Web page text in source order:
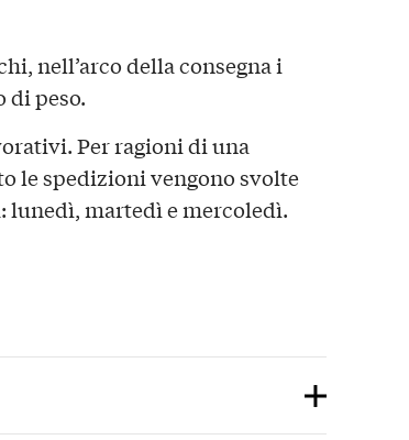
nell’arco della consegna i
di peso.
Per ragioni di una
le spedizioni vengono svolte
lunedì, martedì e mercoledì.